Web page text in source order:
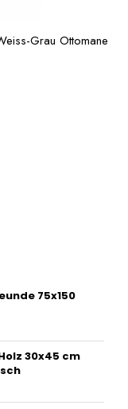
Grau Ottomane
75x150
30x45 cm